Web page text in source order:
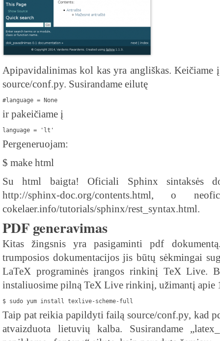
Apipavidalinimas kol kas yra angliškas. Keičiame
source/conf.py. Susirandame eilutę
#language = None
ir pakeičiame į
language = 'lt'
Pergeneruojam:
$ make html
Su html baigta! Oficiali Sphinx sintaksės
http://sphinx-doc.org/contents.html, o
cokelaer.info/tutorials/sphinx/rest_syntax.html.
PDF generavimas
Kitas žingsnis yra pasigaminti pdf
trumposios dokumentacijos jis būtų sėkmingai
LaTeX programinės įrangos rinkinį TeX Live.
instaliuosime pilną TeX Live rinkinį, užimantį apie
$ sudo yum install texlive-scheme-full
Taip pat reikia papildyti failą source/conf.py, kad
atvaizduota lietuvių kalba. Susirandame